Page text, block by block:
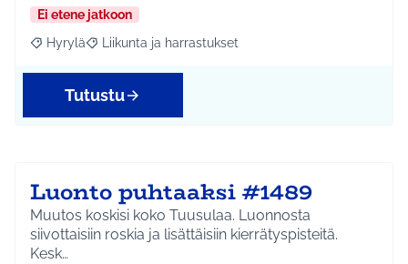
Ei etene jatkoon
Rajaa tulokset aihepiirin mukaan: Hyrylä
Hyrylä Rajaa tulokset teeman mukaan: Liikunta ja
Liikunta ja harrastukset
Tutustu
Luonto puhtaaksi #1489
Muutos koskisi koko Tuusulaa. Luonnosta
siivottaisiin roskia ja lisättäisiin kierrätyspisteitä.
Kesk…